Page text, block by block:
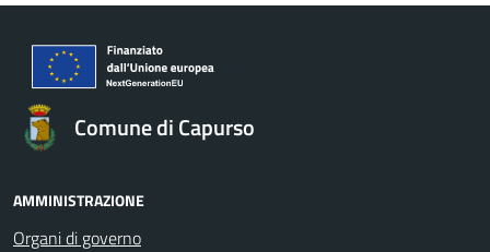
Comune di Capurso
AMMINISTRAZIONE
Organi di governo